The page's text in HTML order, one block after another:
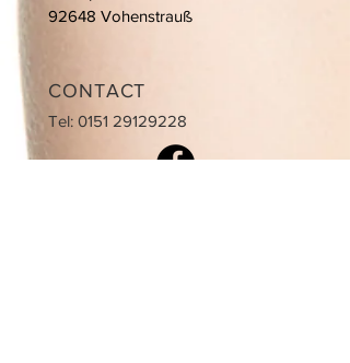
92648 Vohenstrauß
CONTACT
Tel: 0151 29129228